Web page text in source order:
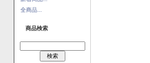
全商品...
商品検索